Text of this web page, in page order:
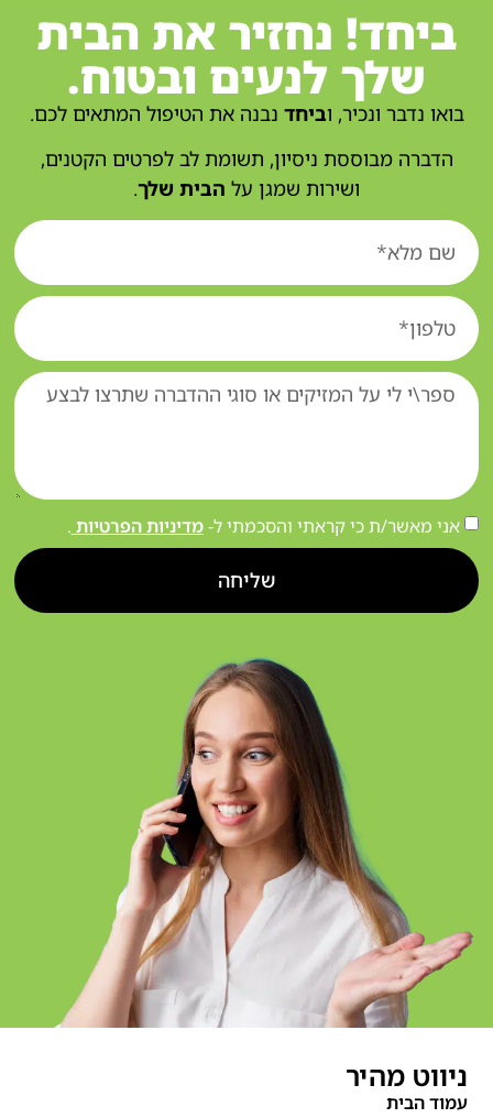
ביחד! נחזיר את הבית
שלך לנעים ובטוח.
בואו נדבר ונכיר, וביחד נבנה את הטיפול המתאים לכם.
הדברה מבוססת ניסיון, תשומת לב לפרטים הקטנים,
ושירות שמגן על הבית שלך.
אני מאשר/ת כי קראתי והסכמתי ל-מדיניות הפרטיות .
שליחה
ניווט מהיר
עמוד הבית